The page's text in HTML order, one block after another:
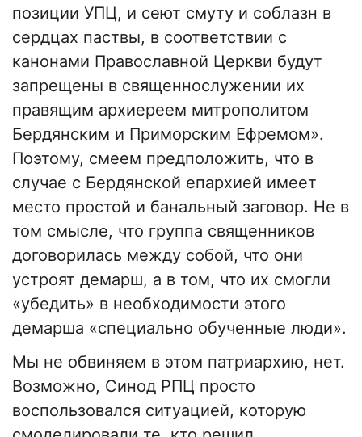
позиции УПЦ, и сеют смуту и соблазн в
сердцах паствы, в соответствии с
канонами Православной Церкви будут
запрещены в священнослужении их
правящим архиереем митрополитом
Бердянским и Приморским Ефремом».
Поэтому, смеем предположить, что в
случае с Бердянской епархией имеет
место простой и банальный заговор. Не в
том смысле, что группа священников
договорилась между собой, что они
устроят демарш, а в том, что их смогли
«убедить» в необходимости этого
демарша «специально обученные люди».
Мы не обвиняем в этом патриархию, нет.
Возможно, Синод РПЦ просто
воспользовался ситуацией, которую